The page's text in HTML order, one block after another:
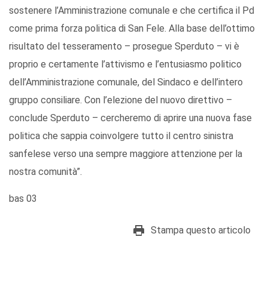
sostenere l’Amministrazione comunale e che certifica il Pd
come prima forza politica di San Fele. Alla base dell’ottimo
risultato del tesseramento – prosegue Sperduto – vi è
proprio e certamente l’attivismo e l’entusiasmo politico
dell’Amministrazione comunale, del Sindaco e dell’intero
gruppo consiliare. Con l’elezione del nuovo direttivo –
conclude Sperduto – cercheremo di aprire una nuova fase
politica che sappia coinvolgere tutto il centro sinistra
sanfelese verso una sempre maggiore attenzione per la
nostra comunità”.
bas 03
Stampa questo articolo